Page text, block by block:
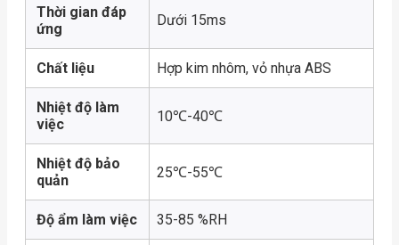
Thời gian đáp
ứng
Dưới 15ms
Chất liệu Hợp kim nhôm, vỏ nhựa ABS
Nhiệt độ làm
việc
10℃-40℃
Nhiệt độ bảo
quản
25℃-55℃
Độ ẩm làm việc 35-85 %RH